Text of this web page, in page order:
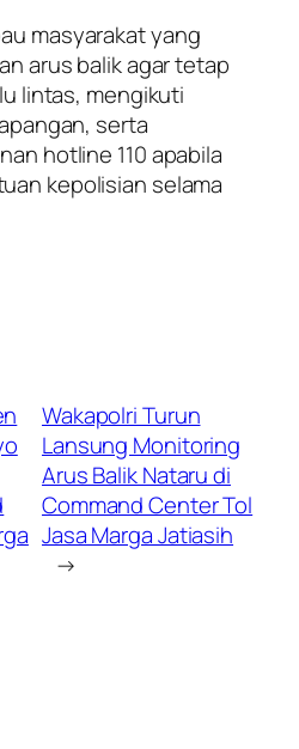
masyarakat yang
arus balik agar tetap
lintas, mengikuti
serta
hotline 110 apabila
kepolisian selama
Wakapolri Turun
Lansung Monitoring
Arus Balik Nataru di
Command Center Tol
Jasa Marga Jatiasih
→